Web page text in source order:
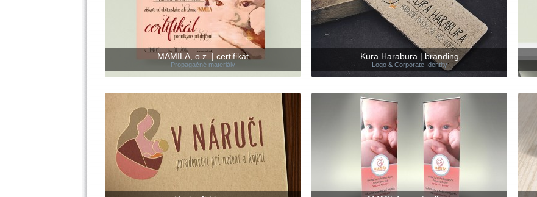
MAMILA, o.z. | certifikát
Propagačné materiály
Kura Harabura | branding
Logo & Corporate Identity